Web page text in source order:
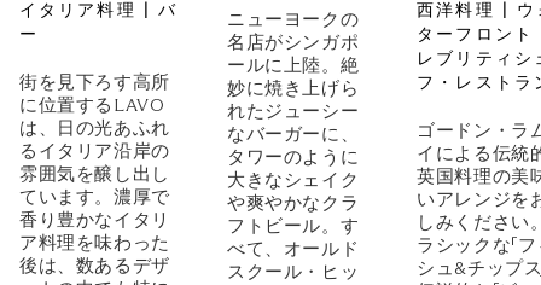
イタリア料理 | バ
ー
街を見下ろす高所
に位置するLAVO
は、日の光あふれ
るイタリア沿岸の
雰囲気を醸し出し
ています。濃厚で
香り豊かなイタリ
ア料理を味わった
後は、数あるデザ
ニューヨークの
名店がシンガポ
ールに上陸。絶
妙に焼き上げら
れたジューシー
なバーガーに、
タワーのように
大きなシェイク
や爽やかなクラ
フトビール。す
べて、オールド
スクール・ヒッ
西洋料理 | ウ
ターフロン
レブリティシ
フ・レストラ
ゴードン・ラ
イによる伝統
英国料理の美
いアレンジを
しみください
ラシックな「
シュ&チップス